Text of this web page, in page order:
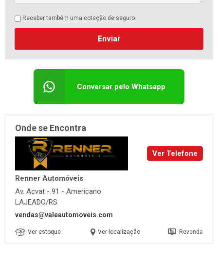
Receber também uma cotação de seguro
Enviar
Conversar pelo Whatsapp
Onde se Encontra
Ver Telefone
Renner Automóveis
Av. Acvat - 91 - Americano
LAJEADO/RS
vendas@valeautomoveis.com
Ver estoque Ver localização Revenda